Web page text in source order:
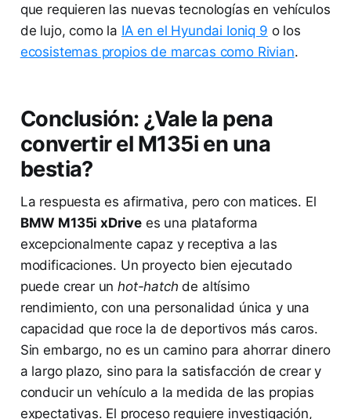
que requieren las nuevas tecnologías en vehículos
de lujo, como la IA en el Hyundai Ioniq 9 o los
ecosistemas propios de marcas como Rivian.
Conclusión: ¿Vale la pena
convertir el M135i en una
bestia?
La respuesta es afirmativa, pero con matices. El
BMW M135i xDrivees una plataforma
excepcionalmente capaz y receptiva a las
modificaciones. Un proyecto bien ejecutado
puede crear unhot-hatch de altísimo
rendimiento, con una personalidad única y una
capacidad que roce la de deportivos más caros.
Sin embargo, no es un camino para ahorrar dinero
a largo plazo, sino para la satisfacción de crear y
conducir un vehículo a la medida de las propias
expectativas. El proceso requiere investigación,